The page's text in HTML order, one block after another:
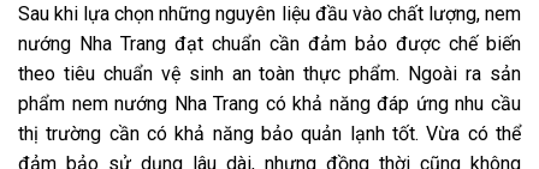
Sau khi lựa chọn những nguyên liệu đầu vào chất lượng, nem
nướng Nha Trang đạt chuẩn cần đảm bảo được chế biến
theo tiêu chuẩn vệ sinh an toàn thực phẩm. Ngoài ra sản
phẩm nem nướng Nha Trang có khả năng đáp ứng nhu cầu
thị trường cần có khả năng bảo quản lạnh tốt. Vừa có thể
đảm bảo sử dụng lâu dài, nhưng đồng thời cũng không